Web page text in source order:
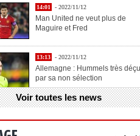
14:01 - 2022/11/12
Man United ne veut plus de
Maguire et Fred
13:13 - 2022/11/12
Allemagne : Hummels très déçu
par sa non sélection
13:11 - 2022/11/12
Henry explique la chose qu'il
Voir toutes les news